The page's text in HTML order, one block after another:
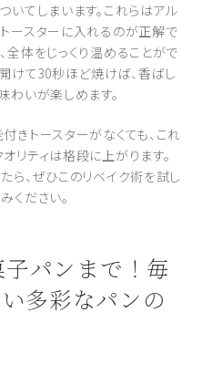
いてしまいます。これらはアル
ースターに入れるのが正解で
全体をじっくり温めることがで
けて30秒ほど焼けば、香ばし
わいが楽しめます。
きトースターがなくても、これ
リティは格段に上がります。
ら、ぜひこのリベイク術を試し
ください。
パンまで！毎
多彩なパンの